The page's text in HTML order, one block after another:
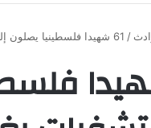
/ 61 شهيدا فلسطينيا يصلون إلى المستشفيات بغزة جراء القصف الإسرائيلي
شهيدا